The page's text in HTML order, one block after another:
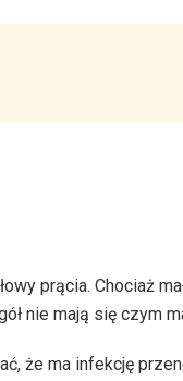
prącia. Chociaż
nie mają się czym
że ma infekcję